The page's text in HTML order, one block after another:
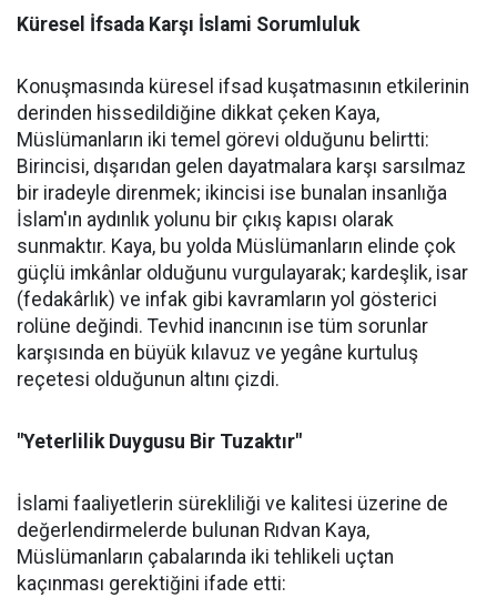
Küresel İfsada Karşı İslami Sorumluluk
Konuşmasında küresel ifsad kuşatmasının etkilerinin
derinden hissedildiğine dikkat çeken Kaya,
Müslümanların iki temel görevi olduğunu belirtti:
Birincisi, dışarıdan gelen dayatmalara karşı sarsılmaz
bir iradeyle direnmek; ikincisi ise bunalan insanlığa
İslam'ın aydınlık yolunu bir çıkış kapısı olarak
sunmaktır. Kaya, bu yolda Müslümanların elinde çok
güçlü imkânlar olduğunu vurgulayarak; kardeşlik, isar
(fedakârlık) ve infak gibi kavramların yol gösterici
rolüne değindi. Tevhid inancının ise tüm sorunlar
karşısında en büyük kılavuz ve yegâne kurtuluş
reçetesi olduğunun altını çizdi.
"Yeterlilik Duygusu Bir Tuzaktır"
İslami faaliyetlerin sürekliliği ve kalitesi üzerine de
değerlendirmelerde bulunan Rıdvan Kaya,
Müslümanların çabalarında iki tehlikeli uçtan
kaçınması gerektiğini ifade etti: